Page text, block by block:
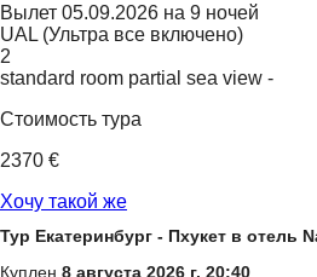
Вылет 05.09.2026 на 9 ночей
UAL (Ультра все включено)
2
standard room partial sea view -
Стоимость тура
2370 €
Хочу такой же
Тур Екатеринбург - Пхукет в отель
Куплен 8 августа 2026 г. 20:40